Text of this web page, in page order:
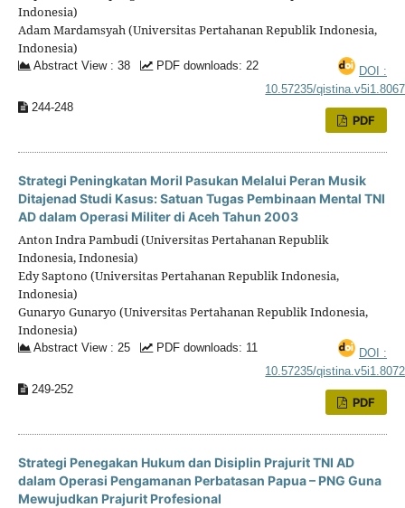
Indonesia)
Adam Mardamsyah (Universitas Pertahanan Republik Indonesia,
Indonesia)
Abstract View : 38 PDF downloads: 22
DOI :
10.57235/qistina.v5i1.8067
244-248
PDF
Strategi Peningkatan Moril Pasukan Melalui Peran Musik
Ditajenad Studi Kasus: Satuan Tugas Pembinaan Mental TNI
AD dalam Operasi Militer di Aceh Tahun 2003
Anton Indra Pambudi (Universitas Pertahanan Republik
Indonesia, Indonesia)
Edy Saptono (Universitas Pertahanan Republik Indonesia,
Indonesia)
Gunaryo Gunaryo (Universitas Pertahanan Republik Indonesia,
Indonesia)
Abstract View : 25 PDF downloads: 11
DOI :
10.57235/qistina.v5i1.8072
249-252
PDF
Strategi Penegakan Hukum dan Disiplin Prajurit TNI AD
dalam Operasi Pengamanan Perbatasan Papua – PNG Guna
Mewujudkan Prajurit Profesional